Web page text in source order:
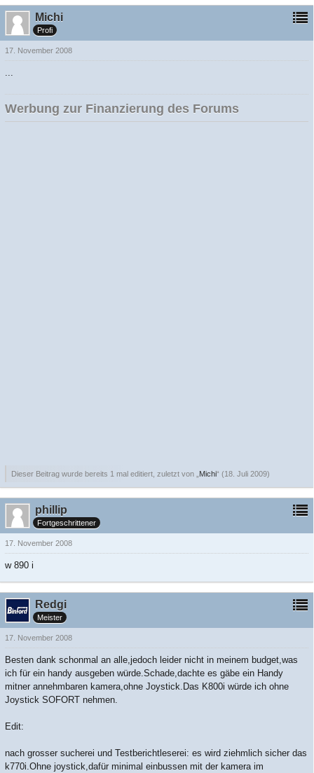
Michi
Profi
17. November 2008
...
Werbung zur Finanzierung des Forums
Dieser Beitrag wurde bereits 1 mal editiert, zuletzt von „ Michi“ (18. Juli 2009)
phillip
Fortgeschrittener
17. November 2008
w 890 i
Redgi
Meister
17. November 2008
Besten dank schonmal an alle,jedoch leider nicht in meinem budget,was
ich für ein handy ausgeben würde.Schade,dachte es gäbe ein Handy
mitner annehmbaren kamera,ohne Joystick.Das K800i würde ich ohne
Joystick SOFORT nehmen.
Edit:
nach grosser sucherei und Testberichtleserei: es wird ziehmlich sicher das
k770i.Ohne joystick,dafür minimal einbussen mit der kamera im